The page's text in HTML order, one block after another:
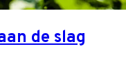
de slag